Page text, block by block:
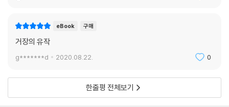
eBook 구매
거장의 유작
g*******d 2020.08.22. 0
한줄평 전체보기